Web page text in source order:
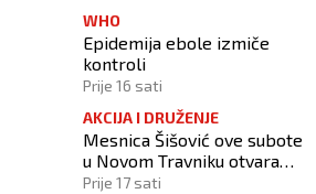
WHO
Epidemija ebole izmiče
kontroli
Prije 16 sati
AKCIJA I DRUŽENJE
Mesnica Šišović ove subote
u Novom Travniku otvara
poslovnicu!
Prije 17 sati